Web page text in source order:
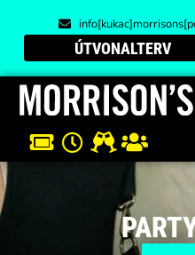
ÚTVONALTERV